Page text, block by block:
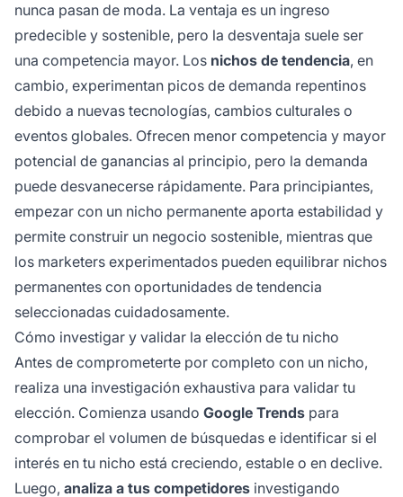
nunca pasan de moda. La ventaja es un ingreso
predecible y sostenible, pero la desventaja suele ser
una competencia mayor. Los nichos de tendencia, en
cambio, experimentan picos de demanda repentinos
debido a nuevas tecnologías, cambios culturales o
eventos globales. Ofrecen menor competencia y mayor
potencial de ganancias al principio, pero la demanda
puede desvanecerse rápidamente. Para principiantes,
empezar con un nicho permanente aporta estabilidad y
permite construir un negocio sostenible, mientras que
los marketers experimentados pueden equilibrar nichos
permanentes con oportunidades de tendencia
seleccionadas cuidadosamente.
Cómo investigar y validar la elección de tu nicho
Antes de comprometerte por completo con un nicho,
realiza una investigación exhaustiva para validar tu
elección. Comienza usando Google Trends para
comprobar el volumen de búsquedas e identificar si el
interés en tu nicho está creciendo, estable o en declive.
Luego, analiza a tus competidores investigando